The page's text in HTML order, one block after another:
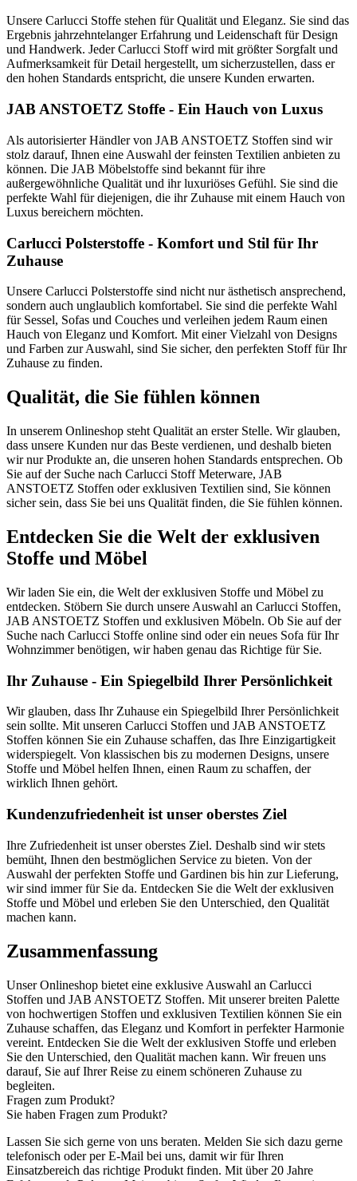
Unsere Carlucci Stoffe stehen für Qualität und Eleganz. Sie sind das
Ergebnis jahrzehntelanger Erfahrung und Leidenschaft für Design
und Handwerk. Jeder Carlucci Stoff wird mit größter Sorgfalt und
Aufmerksamkeit für Detail hergestellt, um sicherzustellen, dass er
den hohen Standards entspricht, die unsere Kunden erwarten.
JAB ANSTOETZ Stoffe - Ein Hauch von Luxus
Als autorisierter Händler von JAB ANSTOETZ Stoffen sind wir
stolz darauf, Ihnen eine Auswahl der feinsten Textilien anbieten zu
können. Die JAB Möbelstoffe sind bekannt für ihre
außergewöhnliche Qualität und ihr luxuriöses Gefühl. Sie sind die
perfekte Wahl für diejenigen, die ihr Zuhause mit einem Hauch von
Luxus bereichern möchten.
Carlucci Polsterstoffe - Komfort und Stil für Ihr
Zuhause
Unsere Carlucci Polsterstoffe sind nicht nur ästhetisch ansprechend,
sondern auch unglaublich komfortabel. Sie sind die perfekte Wahl
für Sessel, Sofas und Couches und verleihen jedem Raum einen
Hauch von Eleganz und Komfort. Mit einer Vielzahl von Designs
und Farben zur Auswahl, sind Sie sicher, den perfekten Stoff für Ihr
Zuhause zu finden.
Qualität, die Sie fühlen können
In unserem Onlineshop steht Qualität an erster Stelle. Wir glauben,
dass unsere Kunden nur das Beste verdienen, und deshalb bieten
wir nur Produkte an, die unseren hohen Standards entsprechen. Ob
Sie auf der Suche nach Carlucci Stoff Meterware, JAB
ANSTOETZ Stoffen oder exklusiven Textilien sind, Sie können
sicher sein, dass Sie bei uns Qualität finden, die Sie fühlen können.
Entdecken Sie die Welt der exklusiven
Stoffe und Möbel
Wir laden Sie ein, die Welt der exklusiven Stoffe und Möbel zu
entdecken. Stöbern Sie durch unsere Auswahl an Carlucci Stoffen,
JAB ANSTOETZ Stoffen und exklusiven Möbeln. Ob Sie auf der
Suche nach Carlucci Stoffe online sind oder ein neues Sofa für Ihr
Wohnzimmer benötigen, wir haben genau das Richtige für Sie.
Ihr Zuhause - Ein Spiegelbild Ihrer Persönlichkeit
Wir glauben, dass Ihr Zuhause ein Spiegelbild Ihrer Persönlichkeit
sein sollte. Mit unseren Carlucci Stoffen und JAB ANSTOETZ
Stoffen können Sie ein Zuhause schaffen, das Ihre Einzigartigkeit
widerspiegelt. Von klassischen bis zu modernen Designs, unsere
Stoffe und Möbel helfen Ihnen, einen Raum zu schaffen, der
wirklich Ihnen gehört.
Kundenzufriedenheit ist unser oberstes Ziel
Ihre Zufriedenheit ist unser oberstes Ziel. Deshalb sind wir stets
bemüht, Ihnen den bestmöglichen Service zu bieten. Von der
Auswahl der perfekten Stoffe und Gardinen bis hin zur Lieferung,
wir sind immer für Sie da. Entdecken Sie die Welt der exklusiven
Stoffe und Möbel und erleben Sie den Unterschied, den Qualität
machen kann.
Zusammenfassung
Unser Onlineshop bietet eine exklusive Auswahl an Carlucci
Stoffen und JAB ANSTOETZ Stoffen. Mit unserer breiten Palette
von hochwertigen Stoffen und exklusiven Textilien können Sie ein
Zuhause schaffen, das Eleganz und Komfort in perfekter Harmonie
vereint. Entdecken Sie die Welt der exklusiven Stoffe und erleben
Sie den Unterschied, den Qualität machen kann. Wir freuen uns
darauf, Sie auf Ihrer Reise zu einem schöneren Zuhause zu
begleiten.
Fragen zum Produkt?
Sie haben Fragen zum Produkt?
Lassen Sie sich gerne von uns beraten. Melden Sie sich dazu gerne
telefonisch oder per E-Mail bei uns, damit wir für Ihren
Einsatzbereich das richtige Produkt finden. Mit über 20 Jahre